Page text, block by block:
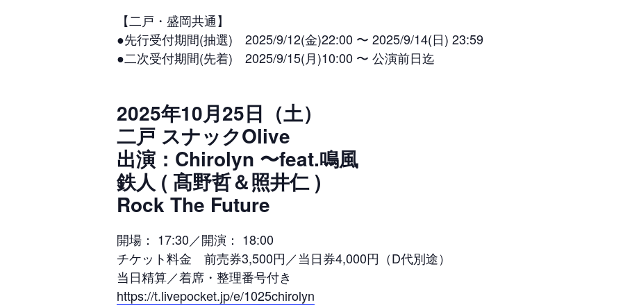
【二戸・盛岡共通】
●先行受付期間(抽選) 2025/9/12(金)22:00 〜 2025/9/14(日) 23:59
●二次受付期間(先着) 2025/9/15(月)10:00 〜 公演前日迄
2025年10月25日（土）
二戸 スナックOlive
出演：Chirolyn 〜feat.鳴風
鉄人 ( 髙野哲＆照井仁 )
Rock The Future
開場： 17:30／開演： 18:00
チケット料金 前売券3,500円／当日券4,000円（D代別途）
当日精算／着席・整理番号付き
https://t.livepocket.jp/e/1025chirolyn